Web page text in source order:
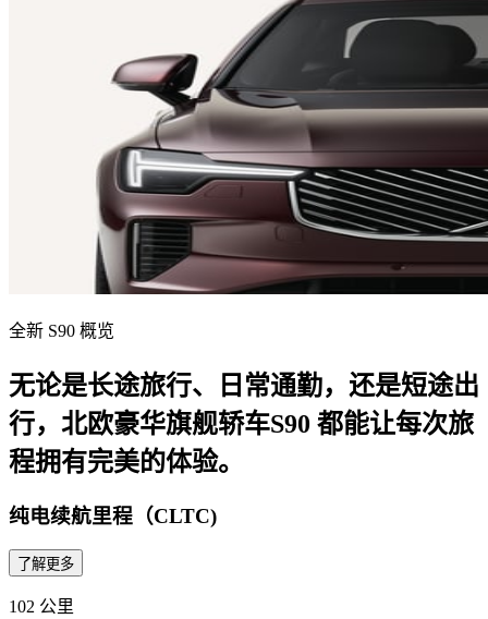
全新 S90 概览
无论是长途旅行、日常通勤，还是短途出
行，北欧豪华旗舰轿车S90 都能让每次旅
程拥有完美的体验。
纯电续航里程（CLTC)
了解更多
102 公里